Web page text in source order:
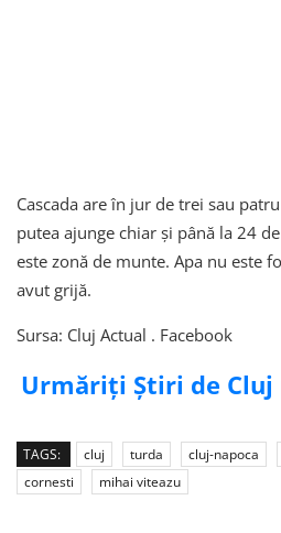
Cascada are în jur de trei sau
putea ajunge chiar și până la 24
este zonă de munte. Apa nu este
avut grijă.
Sursa: Cluj Actual . Facebook
Urmăriți Știri de Cluj
TAGS: cluj turda cluj-napoca
cornesti
mihai viteazu